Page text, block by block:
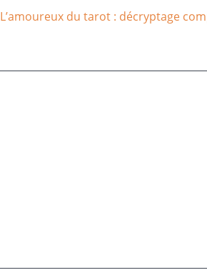
L’amoureux du tarot : décryptage